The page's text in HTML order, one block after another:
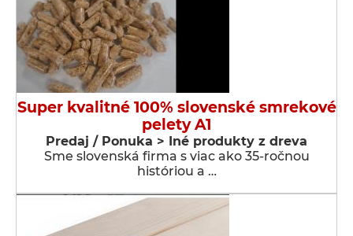
Super kvalitné 100% slovenské smrekové
pelety A1
Predaj / Ponuka > Iné produkty z dreva
Sme slovenská firma s viac ako 35-ročnou
históriou a …